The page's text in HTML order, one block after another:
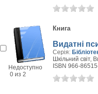
Недоступно
0 из 2
Книга
Видатні
Серія:
Шкільний світ,
ISBN 966-